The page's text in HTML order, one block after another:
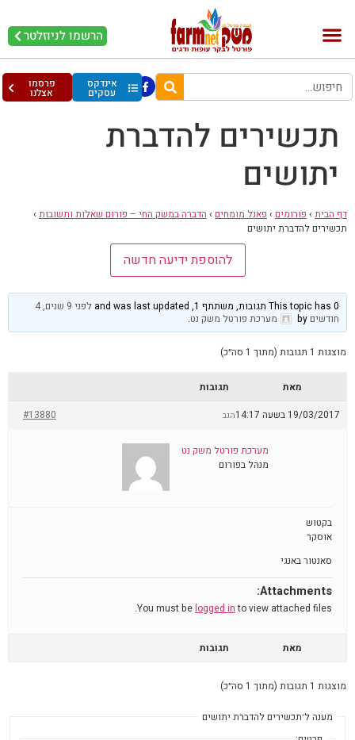
הרשמו לניוזלטר
אינדקס
עסקים
פרסמו
אצלנו
תכשירים להדברת
יתושים
דף הבית › פורומים › פאנל מומחים › הדברה במשק החי – פורום שאלות ותשובות ›
תכשירים להדברת יתושים
להוספת ידיעה חדשה
This topic has 0 תגובות, משתתף 1, and was last updated
לפני 9 שנים, 4
חודשים by מערכת פורטל משק נט.
מוצגות 1 תגובות (מתוך 1 סה״כ)
מאת
תגובות
19/03/2017 בשעה 14:17
#13880 הגב
מערכת פורטל משק נט
מנהל בפורום
בקטוש
אוסקר
סאנטור באנגי
Attachments:
You must belogged into view attached files.
מאת תגובות
מוצגות 1 תגובות (מתוך 1 סה״כ)
מענה ל־תכשירים להדברת יתושים